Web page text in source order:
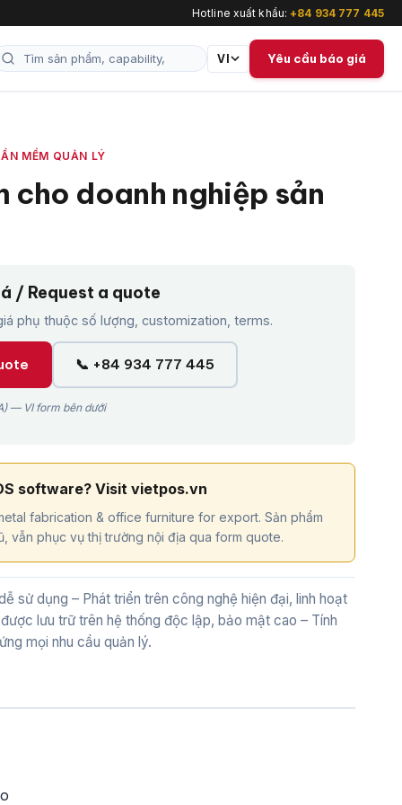
Hotline xuất khẩu:+84 934 777 445
VI Yêu cầu báo giá
MỀM QUẢN LÝ
cho doanh nghiệp sản
/ Request a quote
phụ thuộc số lượng, customization, terms.
📞 +84 934 777 445
— VI form bên dưới
software? Visit vietpos.vn
fabrication & office furniture for export. Sản phẩm
vẫn phục vụ thị trường nội địa qua form quote.
sử dụng – Phát triển trên công nghệ hiện đại, linh hoạt
lưu trữ trên hệ thống độc lập, bảo mật cao – Tính
mọi nhu cầu quản lý.